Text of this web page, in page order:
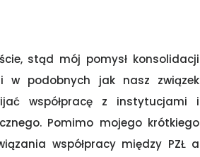
stąd mój pomysł konsolidacji
w podobnych jak nasz związek
współpracę z instytucjami i
Pomimo mojego krótkiego
współpracy między PZŁ a